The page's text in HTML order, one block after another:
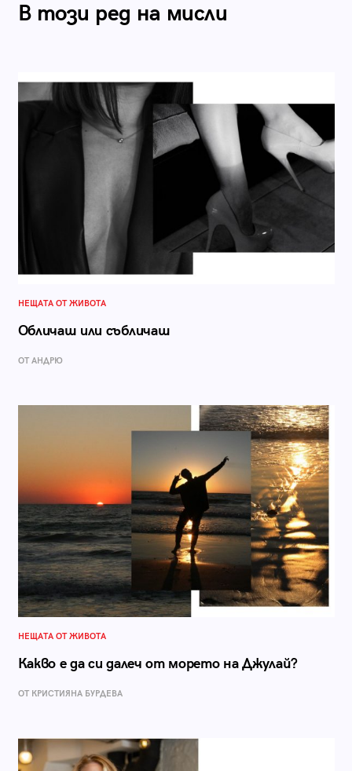
В този ред на мисли
НЕЩАТА ОТ ЖИВОТА
Обличаш или събличаш
ОТ АНДРЮ
НЕЩАТА ОТ ЖИВОТА
Какво е да си далеч от морето на Джулай?
ОТ КРИСТИЯНА БУРДЕВА